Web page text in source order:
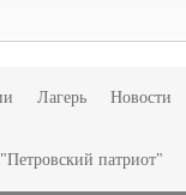
Лагерь Новости
патриот"